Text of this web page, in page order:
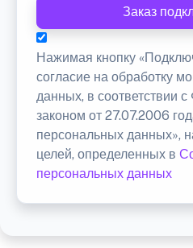
Заказ
Нажимая кнопку
согласие на обработку
данных, в соответствии
законом от 27.07.2006
персональных данных»,
целей, определенных в
персональных данных